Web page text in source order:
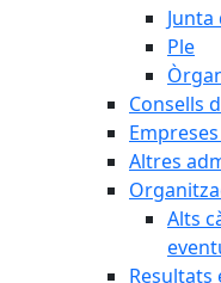
Ple
Consells
Altres
Alts
Resultats